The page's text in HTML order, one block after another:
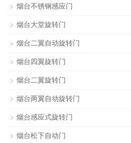
烟台不锈钢感应门
烟台大堂旋转门
烟台二翼自动旋转门
烟台四翼旋转门
烟台二翼旋转门
烟台两翼自动旋转门
烟台感应式旋转门
烟台松下自动门